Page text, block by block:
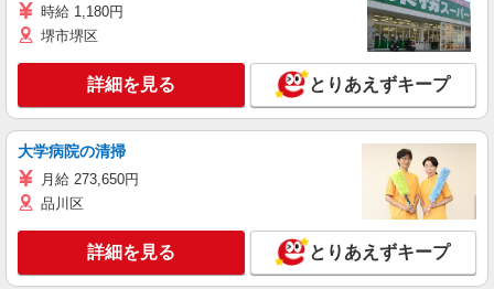
時給 1,180円
堺市堺区
詳細を見る とりあえずキープ
大学病院の清掃
月給 273,650円
品川区
詳細を見る とりあえずキープ